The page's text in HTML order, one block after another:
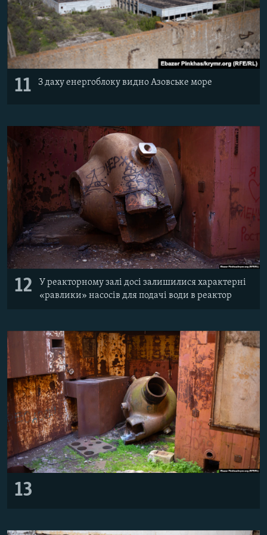
11 З даху енергоблоку видно Азовське море
12
У реакторному залі досі залишилися характерні
«равлики» насосів для подачі води в реактор
13